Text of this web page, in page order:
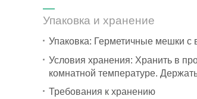
Упаковка и хранение
Упаковка: Герметичные мешки с
Условия хранения: Хранить в
комнатной температуре.
Требования к хранению